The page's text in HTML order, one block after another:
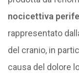
nocicettiva
rappresentato
del cranio, in
causa del dolore